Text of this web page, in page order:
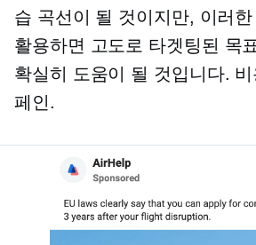
습 곡선이 될 것이지만, 이러
활용하면 고도로 타겟팅된 목
확실히 도움이 될 것입니다.
페인.